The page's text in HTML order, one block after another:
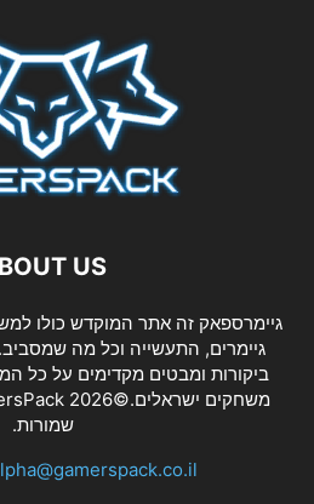
US
גיימרספאק זה אתר המוקדש כולו
גיימרים, התעשייה וכל מה
ביקורות ומבטים מקדימים על כל
שמורות.